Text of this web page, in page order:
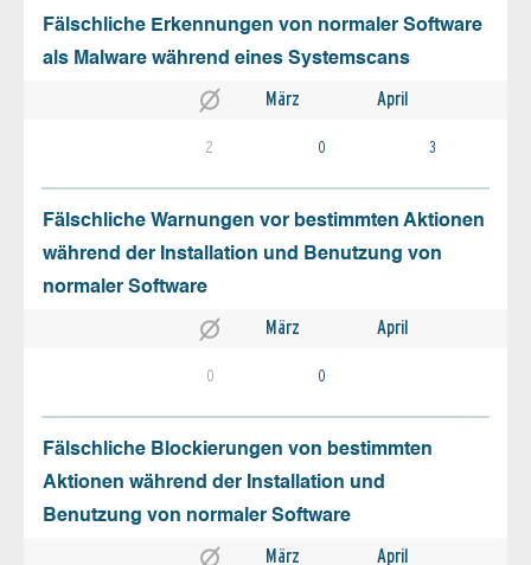
Fälschliche Erkennungen von normaler Software
als Malware während eines Systemscans
März April
2 0 3
Fälschliche Warnungen vor bestimmten Aktionen
während der Installation und Benutzung von
normaler Software
März April
0 0
Fälschliche Blockierungen von bestimmten
Aktionen während der Installation und
Benutzung von normaler Software
März April